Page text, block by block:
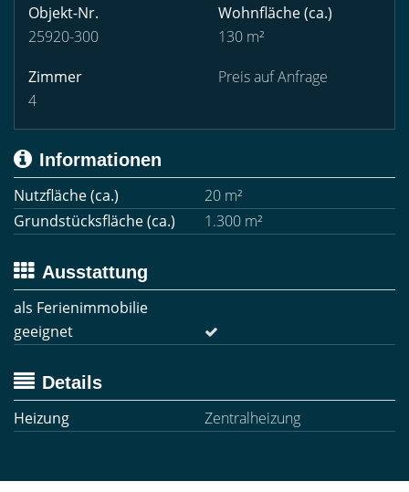
Objekt-Nr.
25920-300
Wohnfläche(ca.)
130 m²
Zimmer
4
Preis auf Anfrage
Informationen
Nutzfläche (ca.)
20 m²
Grundstücksfläche (ca.)
1.300 m²
Ausstattung
als Ferienimmobilie
geeignet
Details
Heizung
Zentralheizung